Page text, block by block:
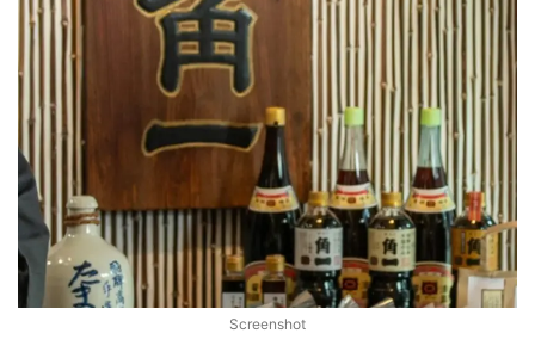
Screenshot